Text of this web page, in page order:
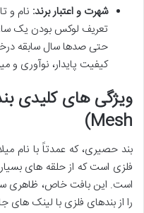
شهرت و اعتبار برند: نام و
تعریف لوکس بودن یک
حتی صدها سال سابقه
کیفیت پایدار، نوآوری و
Mesh)
بند حصیری، که عمدتاً با نام
فلزی است که از حلقه های
است. این بافت خاص، ظاهری
را از بندهای فلزی با لینک های